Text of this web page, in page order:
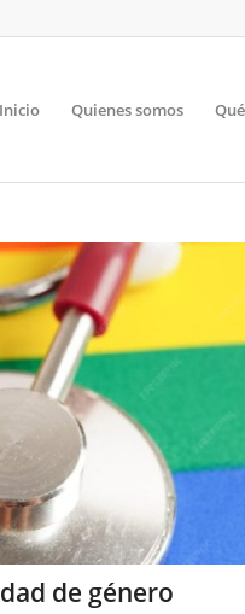
Inicio Quienes somos
de género